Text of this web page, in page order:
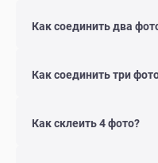
Как соединить два
Как соединить три
Как склеить 4 фото?